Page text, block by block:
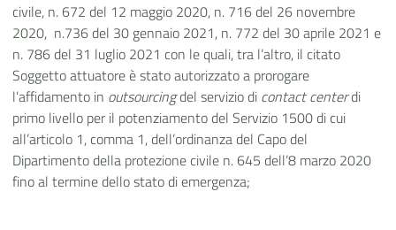
civile, n. 672 del 12 maggio 2020, n. 716 del 26 novembre
2020, n.736 del 30 gennaio 2021, n. 772 del 30 aprile 2021 e
n. 786 del 31 luglio 2021 con le quali, tra l’altro, il citato
Soggetto attuatore è stato autorizzato a prorogare
l’affidamento in outsourcingdel servizio di contact centerdi
primo livello per il potenziamento del Servizio 1500 di cui
all’articolo 1, comma 1, dell’ordinanza del Capo del
Dipartimento della protezione civile n. 645 dell’8 marzo 2020
fino al termine dello stato di emergenza;